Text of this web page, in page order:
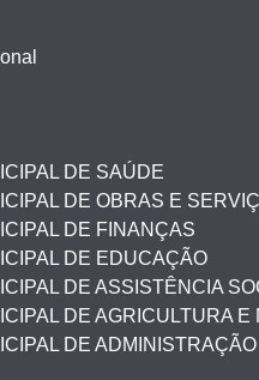
DE SAÚDE
DE OBRAS E
DE FINANÇAS
DE EDUCAÇÃO
DE ASSISTÊNCIA
DE AGRICULTURA E
DE ADMINISTRAÇÃO